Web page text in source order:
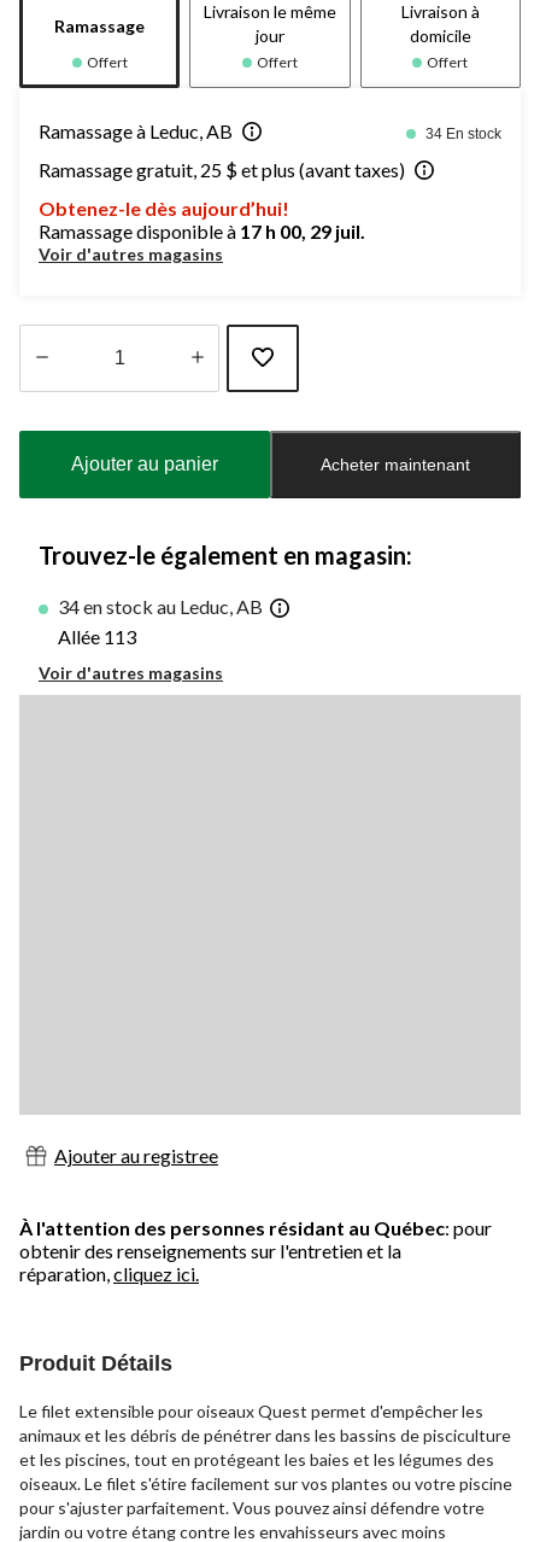
Ramassage
Offert
Livraison le même
jour
Offert
Livraison à
domicile
Offert
Ramassage à Leduc, AB 34 En stock
Ramassage gratuit, 25 $ et plus (avant taxes)
Obtenez-le dès aujourd’hui!
Ramassage disponible à 17 h 00, 29 juil.
Voir d'autres magasins
mise
à
Ajouter au panier Acheter maintenant
Trouvez-le également en magasin:
34 en stock au Leduc, AB
Allée 113
Voir d'autres magasins
Ajouter au registree
À l'attention des personnes résidant au Québec: pour
obtenir des renseignements sur l'entretien et la
réparation,cliquez ici.
Produit Détails
Le filet extensible pour oiseaux Quest permet d'empêcher les
animaux et les débris de pénétrer dans les bassins de pisciculture
et les piscines, tout en protégeant les baies et les légumes des
oiseaux. Le filet s'étire facilement sur vos plantes ou votre piscine
pour s'ajuster parfaitement. Vous pouvez ainsi défendre votre
jardin ou votre étang contre les envahisseurs avec moins